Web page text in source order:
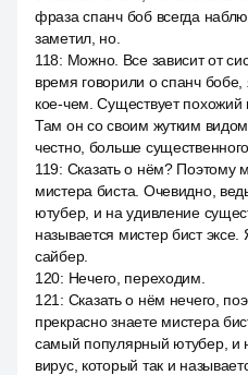
фраза спанч боб всегда
заметил, но.
118: Можно. Все зависит от
время говорили о спанч
кое-чем. Существует похожий
Там он со своим жутким
честно, больше существенного.
119: Сказать о нём? Поэтому
мистера биста. Очевидно,
ютубер, и на удивление
называется мистер бист
сайбер.
120: Нечего, переходим.
121 : Сказать о нём нечего,
прекрасно знаете мистера
самый популярный ютубер, и
вирус, который так и